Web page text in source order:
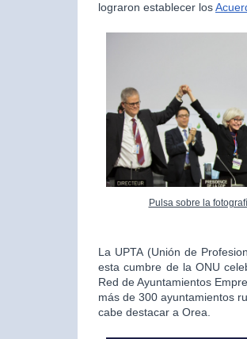
lograron establecer los
Pulsa sobre la
La UPTA (Unión de
esta cumbre de la ONU
Red de Ayuntamientos
más de 300 ayuntamientos
cabe destacar a Orea.